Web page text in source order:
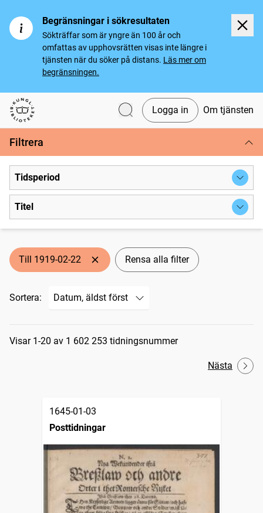
Begränsningar i sökresultaten
Sökträffar som är yngre än 100 år och
omfattas av upphovsrätten visas inte längre i
tjänsten när du söker på distans. Läs mer om
begränsningen.
Svenska tidningar
Logga in Om tjänsten
Filtrera
Tidsperiod
Titel
Till 1919-02-22 Rensa alla filter
Sortera:
Sökresultat
Visar 1-20 av 1 602 253 tidningsnummer
Nästa
1645-01-03
Posttidningar